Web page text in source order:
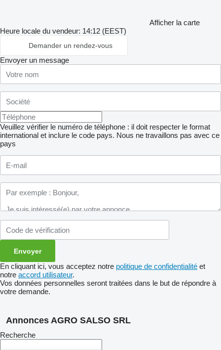
Afficher la carte
Heure locale du vendeur: 14:12 (EEST)
Demander un rendez-vous
Envoyer un message
Veuillez vérifier le numéro de téléphone : il doit respecter le format
international et inclure le code pays. Nous ne travaillons pas avec ce
pays
En cliquant ici, vous acceptez notre politique de confidentialité et
notre accord utilisateur.
Vos données personnelles seront traitées dans le but de répondre à
votre demande.
Annonces AGRO SALSO SRL
Recherche